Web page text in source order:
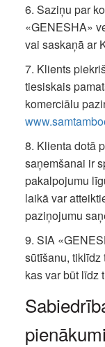
6. Saziņu par
«GENESHA»
vai saskaņā ar
7. Klients
tiesiskais
komerciālu
8. Klienta dotā
saņemšanai ir
pakalpojumu
laikā var
paziņojumu
9. SIA
sūtīšanu, tiklīdz
kas var būt līdz
pienākumi